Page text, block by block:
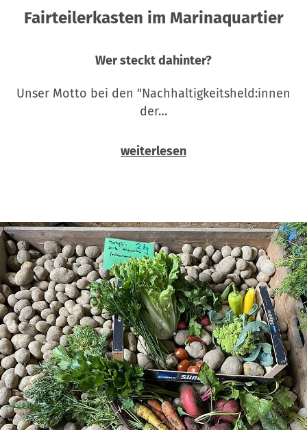
Fairteilerkasten im Marinaquartier
Wer steckt dahinter?
Unser Motto bei den "Nachhaltigkeitsheld:innen
der…
weiterlesen